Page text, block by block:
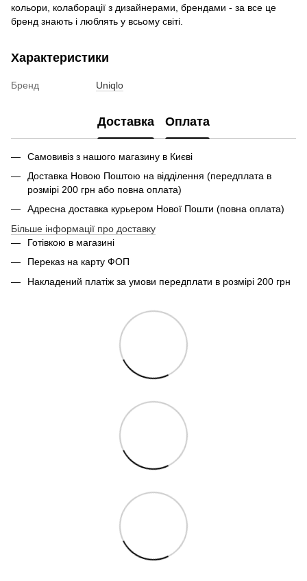
кольори, колаборації з дизайнерами, брендами - за все це
бренд знають і люблять у всьому світі.
Характеристики
Бренд Uniqlo
Доставка Оплата
Самовивіз з нашого магазину в Києві
Доставка Новою Поштою на відділення (передплата в
розмірі 200 грн або повна оплата)
Адресна доставка курьером Нової Пошти (повна оплата)
Більше інформації про доставку
Готівкою в магазині
Переказ на карту ФОП
Накладений платіж за умови передплати в розмірі 200 грн